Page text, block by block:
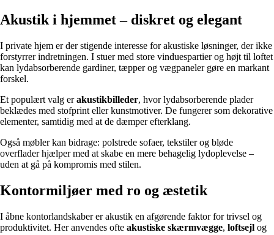
Akustik i hjemmet – diskret og elegant
I private hjem er der stigende interesse for akustiske løsninger, der ikke
forstyrrer indretningen. I stuer med store vinduespartier og højt til loftet
kan lydabsorberende gardiner, tæpper og vægpaneler gøre en markant
forskel.
Et populært valg erakustikbilleder, hvor lydabsorberende plader
beklædes med stofprint eller kunstmotiver. De fungerer som dekorative
elementer, samtidig med at de dæmper efterklang.
Også møbler kan bidrage: polstrede sofaer, tekstiler og bløde
overflader hjælper med at skabe en mere behagelig lydoplevelse –
uden at gå på kompromis med stilen.
Kontormiljøer med ro og æstetik
I åbne kontorlandskaber er akustik en afgørende faktor for trivsel og
produktivitet. Her anvendes ofte akustiske skærmvægge, loftsejl og